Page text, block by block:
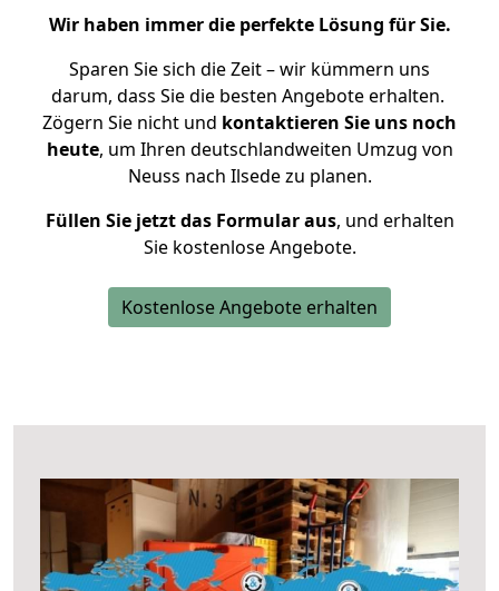
Wir haben immer die perfekte Lösung für Sie.
Sparen Sie sich die Zeit – wir kümmern uns
darum, dass Sie die besten Angebote erhalten.
Zögern Sie nicht und kontaktieren Sie uns noch
heute, um Ihren deutschlandweiten Umzug von
Neuss nach Ilsede zu planen.
Füllen Sie jetzt das Formular aus, und erhalten
Sie kostenlose Angebote.
Kostenlose Angebote erhalten